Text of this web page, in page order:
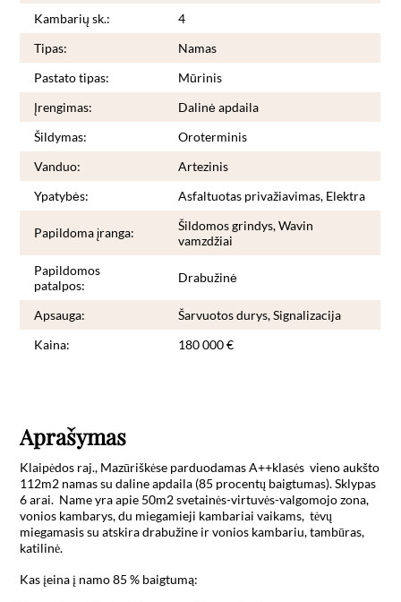
Kambarių sk.:
4
Tipas:
Namas
Pastato tipas:
Mūrinis
Įrengimas:
Dalinė apdaila
Šildymas:
Oroterminis
Vanduo:
Artezinis
Ypatybės:
Asfaltuotas privažiavimas, Elektra
Papildoma įranga:
Šildomos grindys, Wavin
vamzdžiai
Papildomos
patalpos:
Drabužinė
Apsauga:
Šarvuotos durys, Signalizacija
Kaina:
180 000 €
Aprašymas
Klaipėdos raj., Mazūriškėse parduodamas A++klasės  vieno aukšto
112m2 namas su daline apdaila (85 procentų baigtumas). Sklypas
6 arai.  Name yra apie 50m2 svetainės-virtuvės-valgomojo zona,
vonios kambarys, du miegamieji kambariai vaikams,  tėvų
miegamasis su atskira drabužine ir vonios kambariu, tambūras,
katilinė.
Kas įeina į namo 85 % baigtumą: